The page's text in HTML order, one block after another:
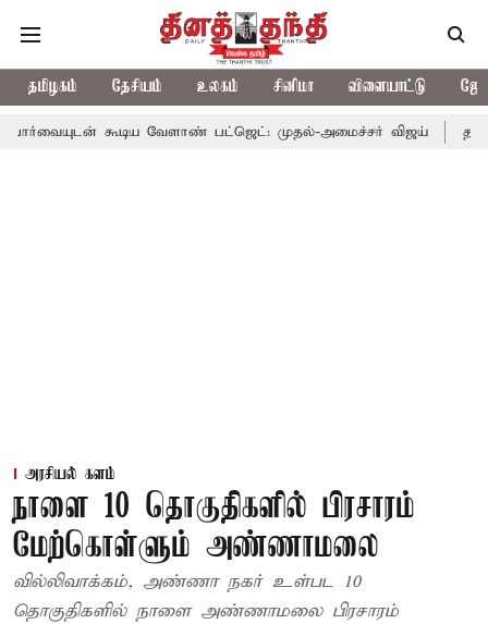
தமிழகம் தேசியம் உலகம் சினிமா விளையாட்டு
கூடிய வேளாண் பட்ஜெட்: முதல்-அமைச்சர் விஜய் தமிழக
அரசியல் களம்
நாளை 10 தொகுதிகளில் பிரசாரம்
மேற்கொள்ளும் அண்ணாமலை
வில்லிவாக்கம், அண்ணா நகர் உள்பட 10
தொகுதிகளில் நாளை அண்ணாமலை பிரசாரம்